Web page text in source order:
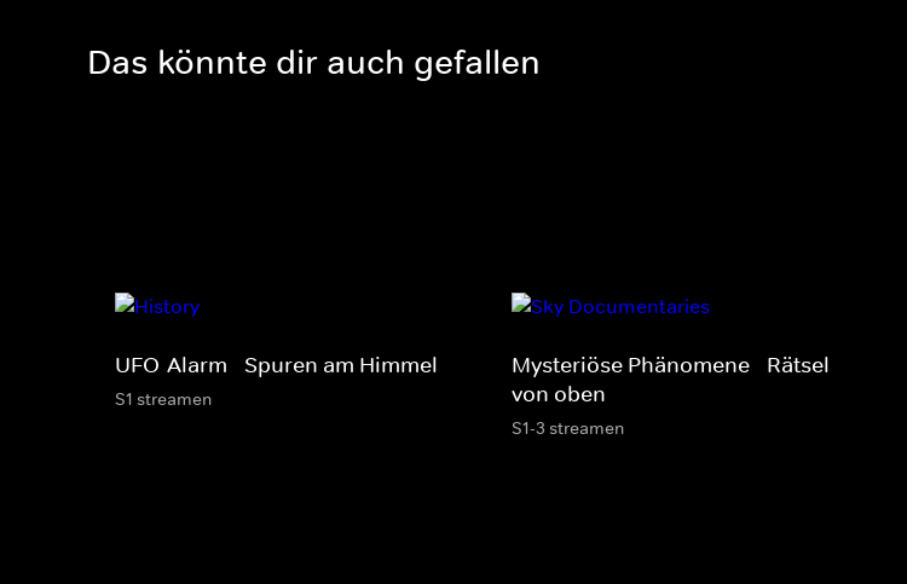
Das könnte dir auch gefallen
UFO-Alarm - Spuren am Himmel
S1 streamen
Mysteriöse Phänomene - Rätsel
von oben
S1-3 streamen